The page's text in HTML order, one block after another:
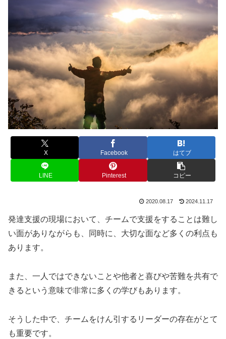
X Facebook はてブ
LINE Pinterest コピー
2020.08.17 2024.11.17
発達支援の現場において、チームで支援をすることは難し
い面がありながらも、同時に、大切な面など多くの利点も
あります。
また、一人ではできないことや他者と喜びや苦難を共有で
きるという意味で非常に多くの学びもあります。
そうした中で、チームをけん引するリーダーの存在がとて
も重要です。